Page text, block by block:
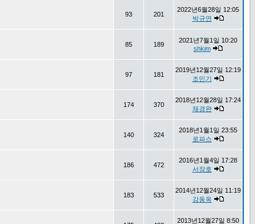
93 201
2022년6월28일 12:05
박규연
85 189
2021년7월1일 10:20
shkim
97 181
2019년12월27일 12:19
조민기
174 370
2018년12월28일 17:24
채경완
140 324
2018년1월1일 23:55
로파스
186 472
2016년1월4일 17:28
서장호
183 533
2014년12월24일 11:19
강동옥
2013년12월27일 8:50